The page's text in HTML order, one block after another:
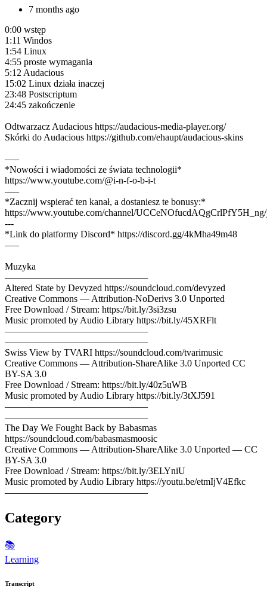
7 months ago
0:00 wstęp
1:11 Windos
1:54 Linux
4:55 proste wymagania
5:12 Audacious
15:02 Linux działa inaczej
23:48 Postscriptum
24:45 zakończenie
Odtwarzacz Audacious https://audacious-media-player.org/
Skórki do Audacious https://github.com/ehaupt/audacious-skins
–––
*Nowości i wiadomości ze świata technologii*
https://www.youtube.com/@i-n-f-o-b-i-t
–––
*Zacznij wspierać ten kanał, a dostaniesz te bonusy:*
https://www.youtube.com/channel/
---
*Link do platformy Discord* https://discord.gg/4kMha49m48
–––
Muzyka
––––––––––––––––––––––––––––––
Altered State by Devyzed https://soundcloud.com/devyzed
Creative Commons — Attribution-NoDerivs 3.0 Unported
Free Download / Stream: https://bit.ly/3si3zsu
Music promoted by Audio Library https://bit.ly/45XRFlt
––––––––––––––––––––––––––––––
––––––––––––––––––––––––––––––
Swiss View by TVARI https://soundcloud.com/tvarimusic
Creative Commons — Attribution-ShareAlike 3.0 Unported CC
BY-SA 3.0
Free Download / Stream: https://bit.ly/40z5uWB
Music promoted by Audio Library https://bit.ly/3tXJ591
––––––––––––––––––––––––––––––
––––––––––––––––––––––––––––––
The Day We Fought Back by Babasmas
https://soundcloud.com/babasmasmoosic
Creative Commons — Attribution-ShareAlike 3.0 Unported — CC
BY-SA 3.0
Free Download / Stream: https://bit.ly/3ELYniU
Music promoted by Audio Library https://youtu.be/etmIjV4Efkc
––––––––––––––––––––––––––––––
Category
📚
Learning
Transcript